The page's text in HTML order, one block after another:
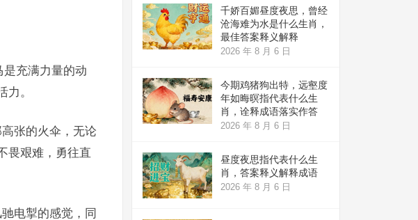
是充满力量的动
力。
张的火伞，无论
畏艰难，勇往直
电掣的感觉，同
千娇百媚昼度夜思，曾经
沧海难为水是什么生肖，
最佳答案释义解释
2026 年 8 月 6 日
今期鸡猪狗出特，远壑度
年如晦暝指代表什么生
肖，诠释成语落实作答
2026 年 8 月 6 日
昼度夜思指代表什么生
肖，答案释义解释成语
2026 年 8 月 6 日